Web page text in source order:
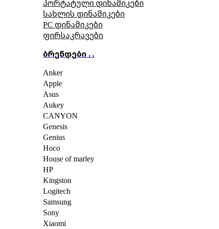
პორტატული დინამიკები
სახლის დინამიკები
PC დინამიკები
ფირსაკრავები
ბრენდები . .
Anker
Apple
Asus
Aukey
CANYON
Genesis
Genius
Hoco
House of marley
HP
Kingston
Logitech
Samsung
Sony
Xiaomi